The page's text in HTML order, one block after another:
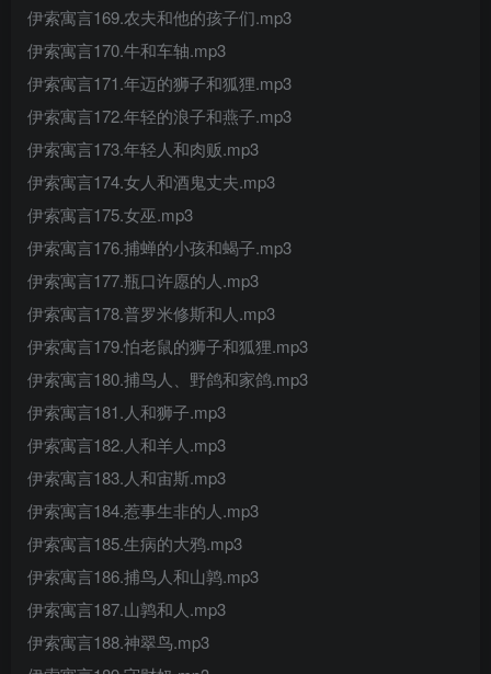
伊索寓言169.农夫和他的孩子们.mp3
伊索寓言170.牛和车轴.mp3
伊索寓言171.年迈的狮子和狐狸.mp3
伊索寓言172.年轻的浪子和燕子.mp3
伊索寓言173.年轻人和肉贩.mp3
伊索寓言174.女人和酒鬼丈夫.mp3
伊索寓言175.女巫.mp3
伊索寓言176.捕蝉的小孩和蝎子.mp3
伊索寓言177.瓶口许愿的人.mp3
伊索寓言178.普罗米修斯和人.mp3
伊索寓言179.怕老鼠的狮子和狐狸.mp3
伊索寓言180.捕鸟人、野鸽和家鸽.mp3
伊索寓言181.人和狮子.mp3
伊索寓言182.人和羊人.mp3
伊索寓言183.人和宙斯.mp3
伊索寓言184.惹事生非的人.mp3
伊索寓言185.生病的大鸦.mp3
伊索寓言186.捕鸟人和山鹑.mp3
伊索寓言187.山鹑和人.mp3
伊索寓言188.神翠鸟.mp3